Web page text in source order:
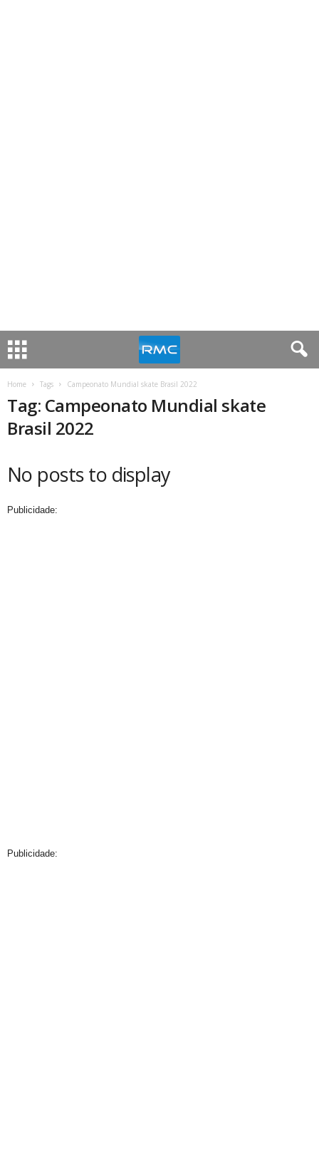
Home Tags Campeonato Mundial skate Brasil 2022
Tag: Campeonato Mundial skate
Brasil 2022
No posts to display
Publicidade:
Publicidade: